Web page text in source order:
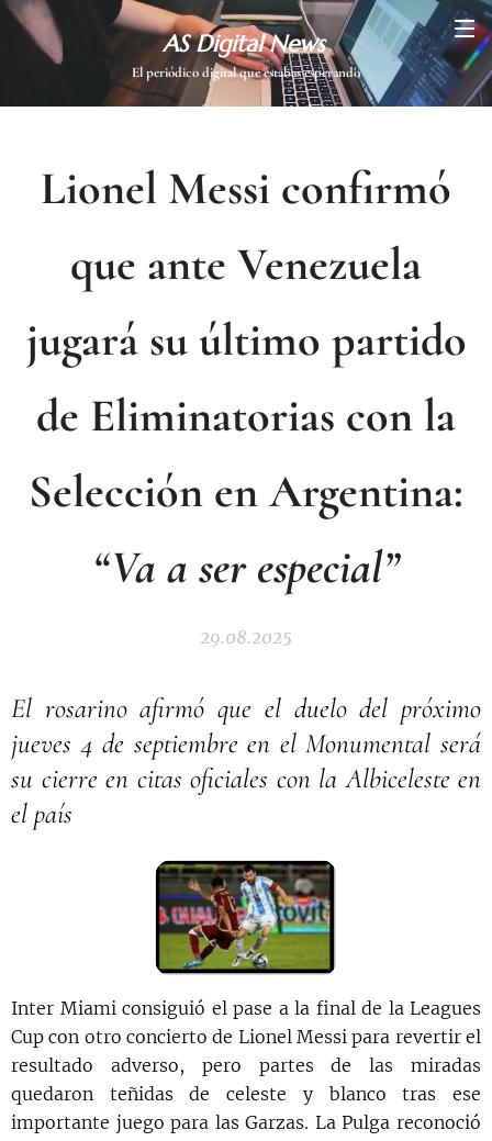
AS Digital News
El periódico digital que estabas esperando
Lionel Messi confirmó
que ante Venezuela
jugará su último partido
de Eliminatorias con la
Selección en Argentina:
“Va a ser especial”
29.08.2025
El rosarino afirmó que el duelo del próximo
jueves 4 de septiembre en el Monumental será
su cierre en citas oficiales con la Albiceleste en
el país
Inter Miami consiguió el pase a la final de la Leagues
Cup con otro concierto de Lionel Messi para revertir el
resultado adverso, pero partes de las miradas
quedaron teñidas de celeste y blanco tras ese
importante juego para las Garzas. La Pulga reconoció